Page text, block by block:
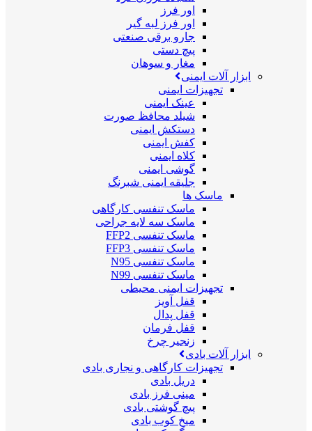
اور فرز
اور فرز لبه گیر
جارو برقی صنعتی
پیچ دستی
مغار و سوهان
ابزار آلات ایمنی
تجهیزات ایمنی
عینک ایمنی
شیلد محافظ صورت
دستکش ایمنی
کفش ایمنی
کلاه ایمنی
گوشی ایمنی
جلیقه ایمنی شبرنگ
ماسک ها
ماسک تنفسی کارگاهی
ماسک سه لایه جراحی
ماسک تنفسی FFP2
ماسک تنفسی FFP3
ماسک تنفسی N95
ماسک تنفسی N99
تجهیزات ایمنی محیطی
قفل آویز
قفل پدال
قفل فرمان
زنجیر چرخ
ابزار آلات بادی
تجهیزات کارگاهی و نجاری بادی
دریل بادی
مینی فرز بادی
پیچ گوشتی بادی
میخ کوب بادی